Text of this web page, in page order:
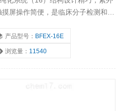
屏操作简便，是临床分子检测和分
产品型号： BFEX-16E
浏览量： 11540